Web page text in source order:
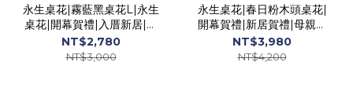
永生桌花|霧藍黑桌花L|永生
桌花|開幕賀禮|入厝新居|永
生花盆花|工業風桌花|藍金
色桌花
NT$2,780
NT$3,000
永生桌花|春日粉木頭桌花|
開幕賀禮|新居賀禮|母親節
禮物|永生花禮|過年花禮|喜
氣花禮
NT$3,980
NT$4,200